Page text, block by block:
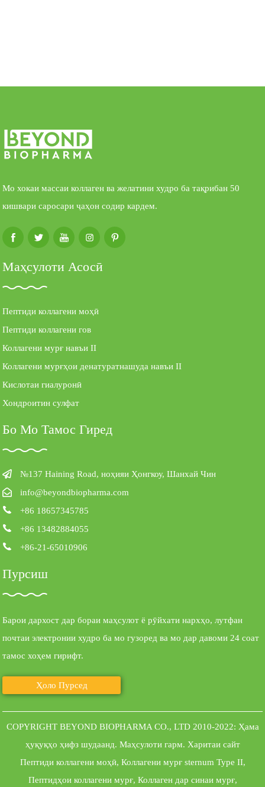
Мо хокаи массаи коллаген ва желатини худро ба тақрибан 50
кишвари саросари ҷаҳон содир кардем.
Маҳсулоти Асосӣ
Пептиди коллагени моҳӣ
Пептиди коллагени гов
Коллагени мурғ навъи II
Коллагени мурғҳои денатуратнашуда навъи II
Кислотаи гиалуронӣ
Хондроитин сулфат
Бо Мо Тамос Гиред
№137 Haining Road, ноҳияи Ҳонгкоу, Шанхай Чин
info@beyondbiopharma.com
+86 18657345785
+86 13482884055
+86-21-65010906
Пурсиш
Барои дархост дар бораи маҳсулот ё рӯйхати нархҳо, лутфан
почтаи электронии худро ба мо гузоред ва мо дар давоми 24 соат
тамос хоҳем гирифт.
Ҳоло Пурсед
COPYRIGHT BEYOND BIOPHARMA CO., LTD 2010-2022: Ҳама
ҳуқуқҳо ҳифз шудаанд. Маҳсулоти гарм. Харитаи сайт
Пептиди коллагени моҳӣ, Коллагени мурғ sternum Type II,
Пептидҳои коллагени мурғ, Коллаген дар синаи мурғ,